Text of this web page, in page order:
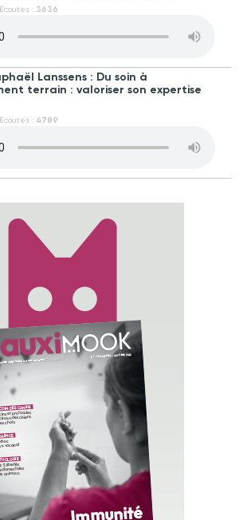
Écoutes : 3636
Lanssens : Du soin à
terrain : valoriser son expertise
Écoutes : 4789